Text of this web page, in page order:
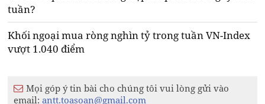
tuần?
Khối ngoại mua ròng nghìn tỷ trong tuần VN-Index
vượt 1.040 điểm
Mọi góp ý tin bài cho chúng tôi vui lòng gửi vào
email:antt.toasoan@gmail.com